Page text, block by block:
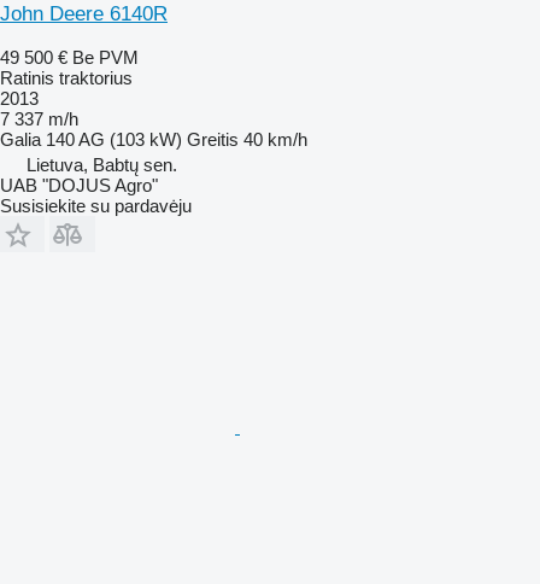
John Deere 6140R
49 500 € Be PVM
Ratinis traktorius
2013
7 337 m/h
Galia 140 AG (103 kW) Greitis 40 km/h
Lietuva, Babtų sen.
UAB "DOJUS Agro"
Susisiekite su pardavėju